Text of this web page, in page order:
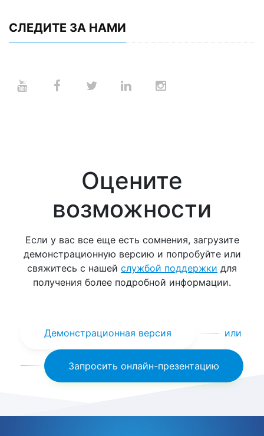
СЛЕДИТЕ ЗА НАМИ
Оцените
возможности
Если у вас все еще есть сомнения, загрузите
демонстрационную версию и попробуйте или
свяжитесь с нашей службой поддержки для
получения более подробной информации.
Демонстрационная версия или
Запросить онлайн-презентацию